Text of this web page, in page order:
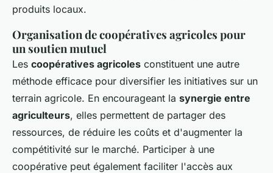
produits locaux.
Organisation de coopératives agricoles pour
un soutien mutuel
Les coopératives agricoles constituent une autre
méthode efficace pour diversifier les initiatives sur un
terrain agricole. En encourageant la synergie entre
agriculteurs, elles permettent de partager des
ressources, de réduire les coûts et d'augmenter la
compétitivité sur le marché. Participer à une
coopérative peut également faciliter l'accès aux